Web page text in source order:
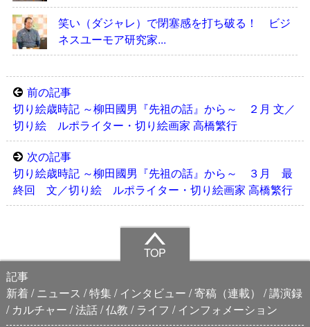
笑い（ダジャレ）で閉塞感を打ち破る！ ビジ
ネスユーモア研究家...
前の記事
切り絵歳時記 ～柳田國男『先祖の話』から～ ２月 文／
切り絵 ルポライター・切り絵画家 高橋繁行
次の記事
切り絵歳時記 ～柳田國男『先祖の話』から～ ３月 最
終回 文／切り絵 ルポライター・切り絵画家 高橋繁行
TOP
記事
新着
ニュース 特集 インタビュー 寄稿（連載）
講演録
カルチャー 法話 仏教 ライフ
インフォメーション